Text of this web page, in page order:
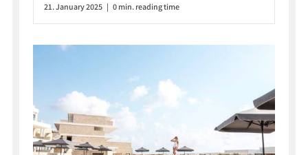
21. January 2025 | 0 min. reading time